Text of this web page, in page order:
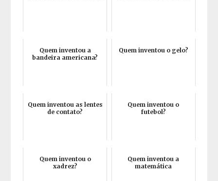
Quem inventou a
bandeira americana?
Quem inventou o gelo?
Quem inventou as lentes
de contato?
Quem inventou o
futebol?
Quem inventou o
xadrez?
Quem inventou a
matemática